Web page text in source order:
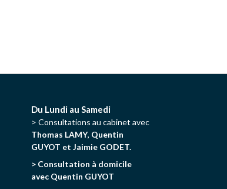
Du Lundi au Samedi
> Consultations au cabinet avec
Thomas LAMY, Quentin
GUYOT et Jaimie GODET.
> Consultation à domicile
avec Quentin GUYOT